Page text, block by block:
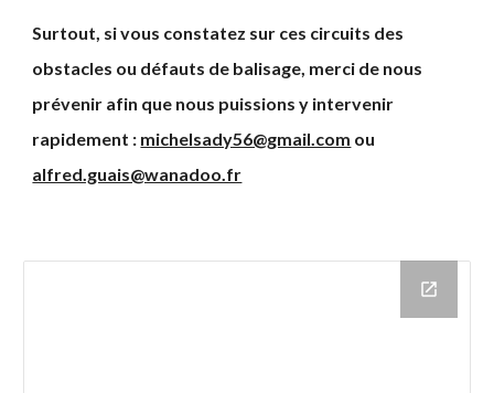
Surtout, si vous constatez sur ces circuits des
obstacles ou défauts de balisage, merci de nous
prévenir afin que nous puissions y intervenir
rapidement : michelsady56@gmail.com ou
alfred.guais@wanadoo.fr